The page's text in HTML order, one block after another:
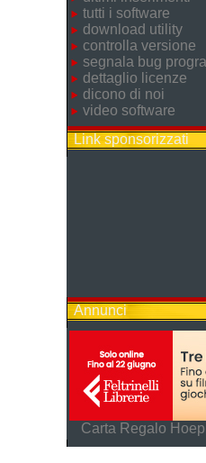
tutti i software
download utility
controlla versione
segnala bug
dettaglio licenze
dicono di noi
video software
Link sponsorizzati
Annunci
Carta Regalo